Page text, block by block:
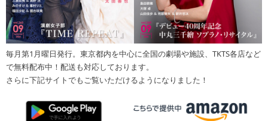
毎月第1月曜日発行。東京都内を中心に全国の劇場や施設、TKTS各店など
で無料配布中！配送も対応しております。
さらに下記サイトでもご覧いただけるようになりました！